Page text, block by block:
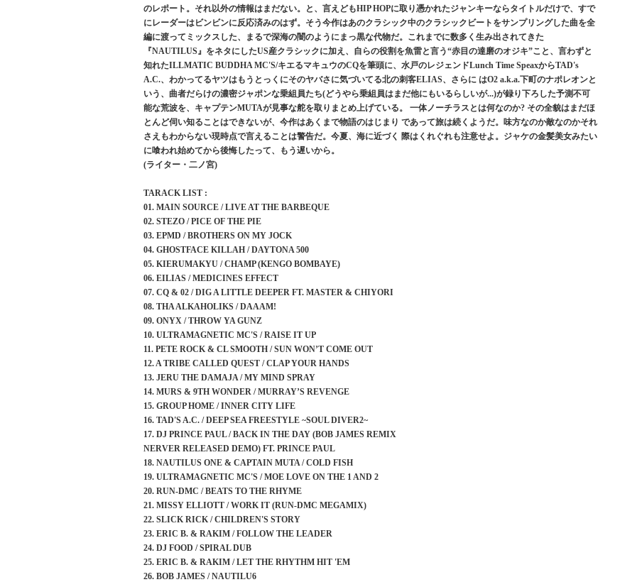
のレポート。それ以外の情報はまだない。と、言えどもHIP HOPに取り憑かれたジャンキーならタイトルだけで、すで
にレーダーはビンビンに反応済みのはず。そう今作はあのクラシック中のクラシックビートをサンプリングした曲を全
編に渡ってミックスした、まるで深海の闇のようにまっ黒な代物だ。これまでに数多く生み出されてきた
『NAUTILUS』をネタにしたUS産クラシックに加え、自らの役割を魚雷と言う“赤目の達磨のオジキ”こと、言わずと
知れたILLMATIC BUDDHA MC'S/キエるマキュウのCQを筆頭に、水戸のレジェンドLunch Time SpeaxからTAD's
A.C.、わかってるヤツはもうとっくにそのヤバさに気づいてる北の刺客ELIAS、さらに はO2 a.k.a.下町のナポレオンと
いう、曲者だらけの濃密ジャポンな乗組員たち(どうやら乗組員はまだ他にもいるらしいが...)が録り下ろした予測不可
能な荒波を、キャプテンMUTAが見事な舵を取りまとめ上げている。 一体ノーチラスとは何なのか? その全貌はまだほ
とんど伺い知ることはできないが、今作はあくまで物語のはじまり であって旅は続くようだ。味方なのか敵なのかそれ
さえもわからない現時点で言えることは警告だ。今夏、海に近づく 際はくれぐれも注意せよ。ジャケの金髪美女みたい
に喰われ始めてから後悔したって、もう遅いから。
(ライター・二ノ宮)
TARACK LIST :
01. MAIN SOURCE / LIVE AT THE BARBEQUE
02. STEZO / PICE OF THE PIE
03. EPMD / BROTHERS ON MY JOCK
04. GHOSTFACE KILLAH / DAYTONA 500
05. KIERUMAKYU / CHAMP (KENGO BOMBAYE)
06. EILIAS / MEDICINES EFFECT
07. CQ & 02 / DIG A LITTLE DEEPER FT. MASTER & CHIYORI
08. THA ALKAHOLIKS / DAAAM!
09. ONYX / THROW YA GUNZ
10. ULTRAMAGNETIC MC'S / RAISE IT UP
11. PETE ROCK & CL SMOOTH / SUN WON’T COME OUT
12. A TRIBE CALLED QUEST / CLAP YOUR HANDS
13. JERU THE DAMAJA / MY MIND SPRAY
14. MURS & 9TH WONDER / MURRAY’S REVENGE
15. GROUP HOME / INNER CITY LIFE
16. TAD'S A.C. / DEEP SEA FREESTYLE ~SOUL DIVER2~
17. DJ PRINCE PAUL / BACK IN THE DAY (BOB JAMES REMIX
NERVER RELEASED DEMO) FT. PRINCE PAUL
18. NAUTILUS ONE & CAPTAIN MUTA / COLD FISH
19. ULTRAMAGNETIC MC'S / MOE LOVE ON THE 1 AND 2
20. RUN-DMC / BEATS TO THE RHYME
21. MISSY ELLIOTT / WORK IT (RUN-DMC MEGAMIX)
22. SLICK RICK / CHILDREN'S STORY
23. ERIC B. & RAKIM / FOLLOW THE LEADER
24. DJ FOOD / SPIRAL DUB
25. ERIC B. & RAKIM / LET THE RHYTHM HIT 'EM
26. BOB JAMES / NAUTILU6